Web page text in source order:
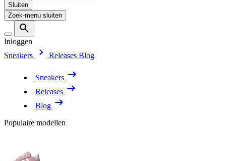
Sluiten
Zoek-menu sluiten
Inloggen
Sneakers
Releases Blog
Sneakers
Releases
Blog
Populaire modellen